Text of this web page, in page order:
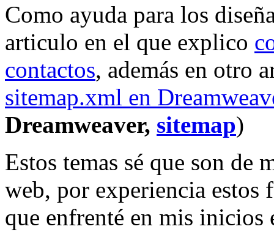
Como ayuda para los
articulo en el que explico
contactos, además en otro
sitemap.xml en
Dreamweaver, sitemap)
Estos temas sé que son de
web, por experiencia estos
que enfrenté en mis inicios